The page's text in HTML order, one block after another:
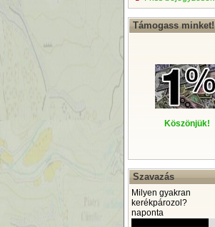
Támogass minket!
Köszönjük!
Szavazás
Milyen gyakran
kerékpározol?
naponta